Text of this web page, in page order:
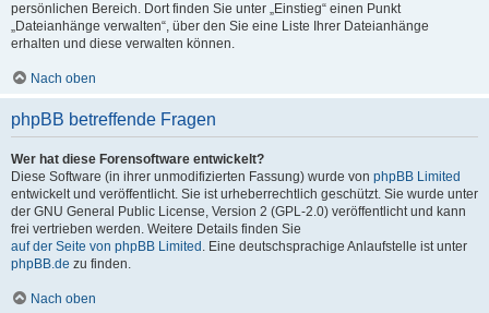
persönlichen Bereich. Dort finden Sie unter „Einstieg“ einen Punkt
„Dateianhänge verwalten“, über den Sie eine Liste Ihrer Dateianhänge
erhalten und diese verwalten können.
Nach oben
phpBB betreffende Fragen
Wer hat diese Forensoftware entwickelt?
Diese Software (in ihrer unmodifizierten Fassung) wurde von phpBB Limited
entwickelt und veröffentlicht. Sie ist urheberrechtlich geschützt. Sie wurde unter
der GNU General Public License, Version 2 (GPL-2.0) veröffentlicht und kann
frei vertrieben werden. Weitere Details finden Sie
auf der Seite von phpBB Limited . Eine deutschsprachige Anlaufstelle ist unter
phpBB.de zu finden.
Nach oben